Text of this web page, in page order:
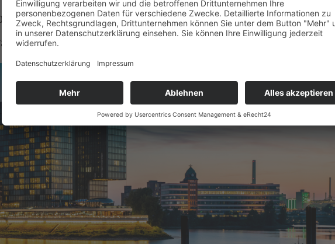
eine Branche voller Emotionen.“
Manager im Hyatt Regency Düsseldorf